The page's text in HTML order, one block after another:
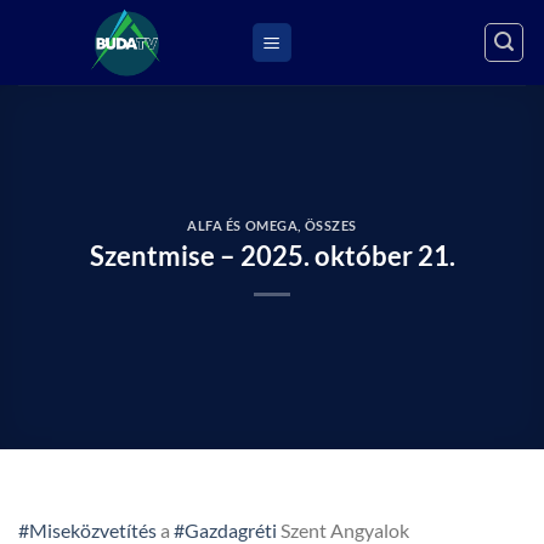
ALFA ÉS OMEGA ÖSSZES
Szentmise – 2025. október 21.
#Miseközvetítésa #Gazdagréti Szent Angyalok